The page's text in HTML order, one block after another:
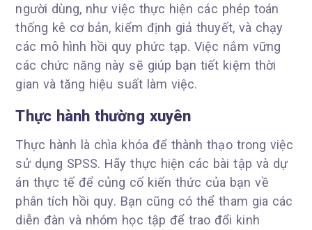
người dùng, như việc thực hiện các phép toán
thống kê cơ bản, kiểm định giả thuyết, và chạy
các mô hình hồi quy phức tạp. Việc nắm vững
các chức năng này sẽ giúp bạn tiết kiệm thời
gian và tăng hiệu suất làm việc.
Thực hành thường xuyên
Thực hành là chìa khóa để thành thạo trong việc
sử dụng SPSS. Hãy thực hiện các bài tập và dự
án thực tế để củng cố kiến thức của bạn về
phân tích hồi quy. Bạn cũng có thể tham gia các
diễn đàn và nhóm học tập để trao đổi kinh